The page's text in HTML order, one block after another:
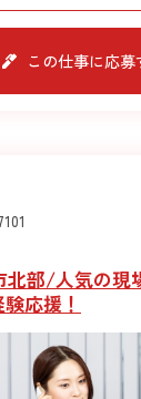
この仕事に応募
北部/人気の
応援！